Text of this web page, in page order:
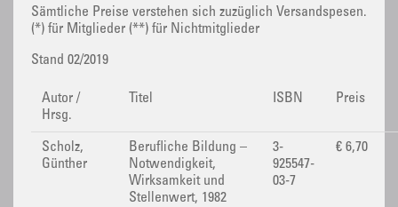
Sämtliche Preise verstehen sich zuzüglich Versandspesen.
(*) für Mitglieder (**) für Nichtmitglieder
Stand 02/2019
Autor /
Hrsg.
Titel ISBN Preis
Scholz,
Günther
Berufliche Bildung –
Notwendigkeit,
Wirksamkeit und
Stellenwert, 1982
3-
925547-
03-7
€ 6,70